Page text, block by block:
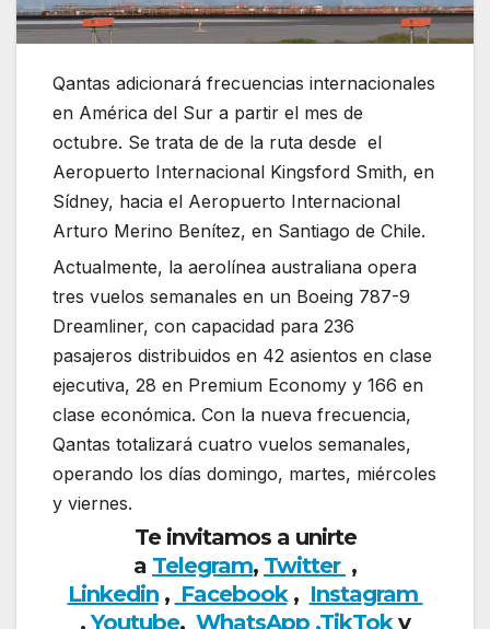
Qantas adicionará frecuencias internacionales
en América del Sur a partir el mes de
octubre. Se trata de de la ruta desde el
Aeropuerto Internacional Kingsford Smith, en
Sídney, hacia el Aeropuerto Internacional
Arturo Merino Benítez, en Santiago de Chile.
Actualmente, la aerolínea australiana opera
tres vuelos semanales en un Boeing 787-9
Dreamliner, con capacidad para 236
pasajeros distribuidos en 42 asientos en clase
ejecutiva, 28 en Premium Economy y 166 en
clase económica. Con la nueva frecuencia,
Qantas totalizará cuatro vuelos semanales,
operando los días domingo, martes, miércoles
y viernes.
Te invitamos a unirte
a Telegram, Twitter ,
Linkedin, Facebook, Instagram
,Youtube, WhatsApp ,TikToky